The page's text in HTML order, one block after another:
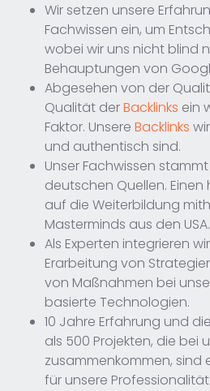
Wir setzen unsere
Fachwissen ein, um
wobei wir uns nicht blind
Behauptungen von
Abgesehen von der
Qualität derBacklinks ein
Faktor. Unsere Backlinks
und authentisch sind.
Unser Fachwissen
deutschen Quellen.
auf die Weiterbildung
Masterminds aus den USA.
Als Experten integrieren
Erarbeitung von
von Maßnahmen bei
basierte Technologien.
10 Jahre Erfahrung und
als 500 Projekten, die bei
zusammenkommen, sind
für unsere Professionalität.